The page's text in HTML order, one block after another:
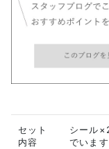
セット
内容
シール
でいま